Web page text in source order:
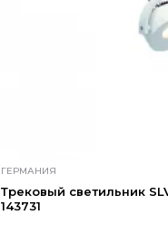
ГЕРМАНИЯ
Трековый светильник
143731